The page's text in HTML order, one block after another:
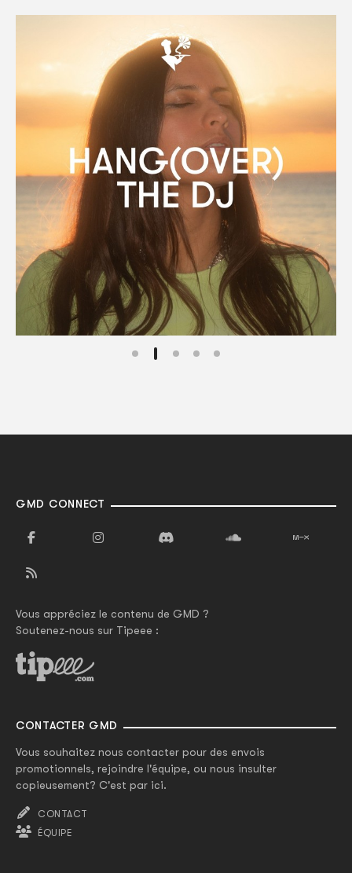
GMD CONNECT
Vous appréciez le contenu de GMD ?
Soutenez-nous sur Tipeee :
CONTACTER GMD
Vous souhaitez nous contacter pour des envois
promotionnels, rejoindre l'équipe, ou nous insulter
copieusement? C'est par ici.
CONTACT
ÉQUIPE